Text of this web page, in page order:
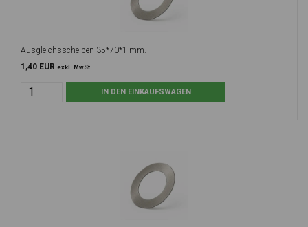
Ausgleichsscheiben 35*70*1 mm.
1,40 EUR exkl. MwSt